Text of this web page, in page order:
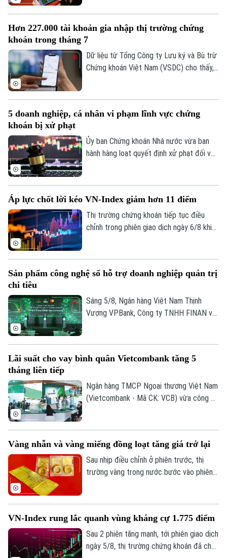
đưa VN-Index đảo chiều đi lên.
Hơn 227.000 tài khoản gia nhập thị trường chứng
khoán trong tháng 7
Dữ liệu từ Tổng Công ty Lưu ký và Bù trừ
Chứng khoán Việt Nam (VSDC) cho thấy,
tháng 7, thị trường có 13,66 triệu tài
227.300 tài khoản so với cuối tháng 6.
5 doanh nghiệp, cá nhân vi phạm lĩnh vực chứng
khoán bị xử phạt
Ủy ban Chứng khoán Nhà nước vừa ban
hành hàng loạt quyết định xử phạt đối với
xử phạt lên tới hơn 572 triệu đồng.
Áp lực chốt lời kéo VN-Index giảm hơn 11 điểm
Thị trường chứng khoán tiếp tục điều
chỉnh trong phiên giao dịch ngày 6/8 khi
thể phục hồi. Kết phiên, VN-Index giảm
HNX-Index cũng giảm 0,95 điểm xuống
mức 292,64 điểm.
Sản phẩm công nghệ số hỗ trợ doanh nghiệp quản trị
chi tiêu
Sáng 5/8, Ngân hàng Việt Nam Thịnh
Vượng VPBank, Công ty TNHH FINAN và
nghiệp trong quản trị chi tiêu hiện đại, linh
Lãi suất cho vay bình quân Vietcombank tăng 5
tháng liên tiếp
Ngân hàng TMCP Ngoại thương Việt Nam
(Vietcombank - Mã CK: VCB) vừa công bố
tăng thứ năm liên tiếp.
Vàng nhẫn và vàng miếng đồng loạt tăng giá trở lại
Sau nhịp điều chỉnh ở phiên trước, thị
trường vàng trong nước bước vào phiên
hơn cả giá vàng miếng SJC 1,4 triệu
đồng/lượng.
VN-Index rung lắc quanh vùng kháng cự 1.775 điểm
Sau 2 phiên tăng mạnh, tới phiên giao dịch
ngày 5/8, thị trường chứng khoán đã cho